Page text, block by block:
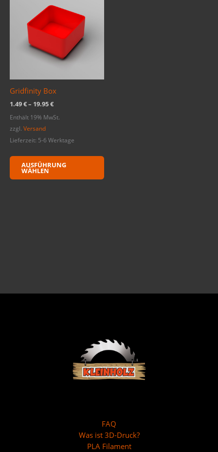
Gridfinity Box
1.49€– 19.95€
bis
19.95 €
Enthält 19% MwSt.
zzgl. Versand
Lieferzeit: 5-6 Werktage
AUSFÜHRUNG
WÄHLEN
können
FAQ
Was ist 3D-Druck?
PLA Filament